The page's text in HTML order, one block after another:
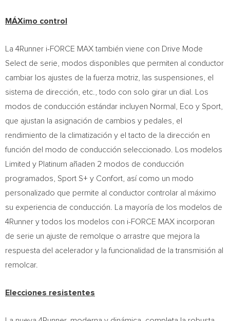
MÁXimo control
La 4Runner i-FORCE MAX también viene con Drive Mode
Select de serie, modos disponibles que permiten al conductor
cambiar los ajustes de la fuerza motriz, las suspensiones, el
sistema de dirección, etc., todo con solo girar un dial. Los
modos de conducción estándar incluyen Normal, Eco y Sport,
que ajustan la asignación de cambios y pedales, el
rendimiento de la climatización y el tacto de la dirección en
función del modo de conducción seleccionado. Los modelos
Limited y Platinum añaden 2 modos de conducción
programados, Sport S+ y Confort, así como un modo
personalizado que permite al conductor controlar al máximo
su experiencia de conducción. La mayoría de los modelos de
4Runner y todos los modelos con i-FORCE MAX incorporan
de serie un ajuste de remolque o arrastre que mejora la
respuesta del acelerador y la funcionalidad de la transmisión al
remolcar.
Elecciones resistentes